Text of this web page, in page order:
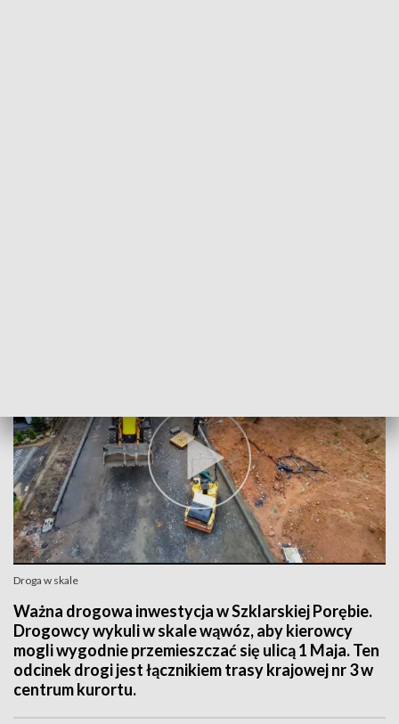
Droga w skale
Ważna drogowa inwestycja w Szklarskiej Porębie.
Drogowcy wykuli w skale wąwóz, aby kierowcy
mogli wygodnie przemieszczać się ulicą 1 Maja. Ten
odcinek drogi jest łącznikiem trasy krajowej nr 3 w
centrum kurortu.